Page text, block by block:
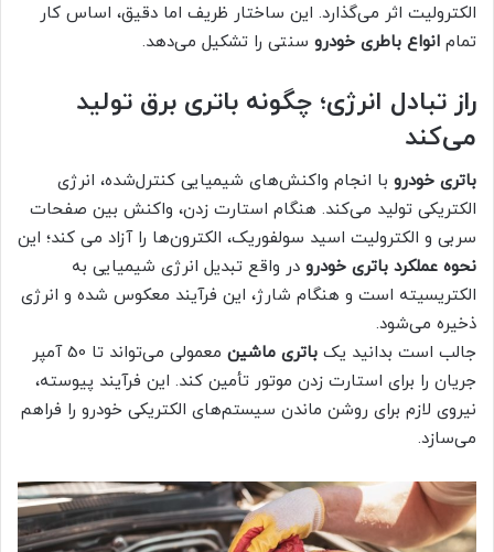
الکترولیت اثر می‌گذارد. این ساختار ظریف اما دقیق، اساس کار
تمام انواع باطری خودرو سنتی را تشکیل می‌دهد.
راز تبادل انرژی؛ چگونه باتری برق تولید
می‌کند
باتری خودرو با انجام واکنش‌های شیمیایی کنترل‌شده، انرژی
الکتریکی تولید می‌کند. هنگام استارت زدن، واکنش بین صفحات
سربی و الکترولیت اسید سولفوریک، الکترون‌ها را آزاد می کند؛ این
نحوه عملکرد باتری خودرو در واقع تبدیل انرژی شیمیایی به
الکتریسیته است و هنگام شارژ، این فرآیند معکوس شده و انرژی
ذخیره می‌شود.
جالب است بدانید یک باتری ماشین
معمولی می‌تواند تا 50 آمپر
جریان را برای استارت زدن موتور تأمین کند. این فرآیند پیوسته،
نیروی لازم برای روشن ماندن سیستم‌های الکتریکی خودرو را فراهم
می‌سازد.